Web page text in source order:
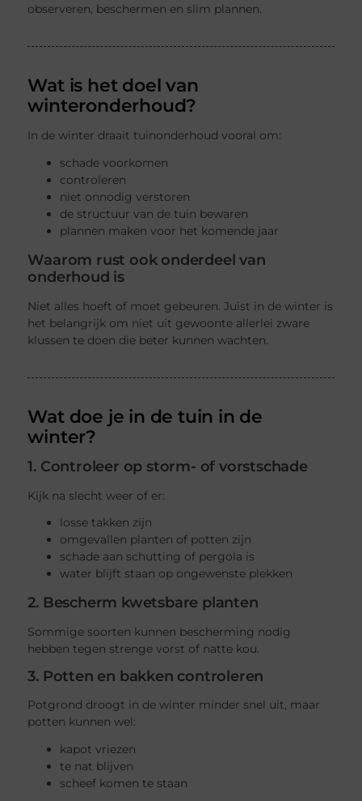
observeren, beschermen en slim plannen.
Wat is het doel van
winteronderhoud?
In de winter draait tuinonderhoud vooral om:
schade voorkomen
controleren
niet onnodig verstoren
de structuur van de tuin bewaren
plannen maken voor het komende jaar
Waarom rust ook onderdeel van
onderhoud is
Niet alles hoeft of moet gebeuren. Juist in de winter is
het belangrijk om niet uit gewoonte allerlei zware
klussen te doen die beter kunnen wachten.
Wat doe je in de tuin in de
winter?
1. Controleer op storm- of vorstschade
Kijk na slecht weer of er:
losse takken zijn
omgevallen planten of potten zijn
schade aan schutting of pergola is
water blijft staan op ongewenste plekken
2. Bescherm kwetsbare planten
Sommige soorten kunnen bescherming nodig
hebben tegen strenge vorst of natte kou.
3. Potten en bakken controleren
Potgrond droogt in de winter minder snel uit, maar
potten kunnen wel:
kapot vriezen
te nat blijven
scheef komen te staan